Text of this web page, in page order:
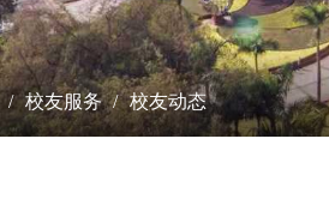
校友服务 校友动态